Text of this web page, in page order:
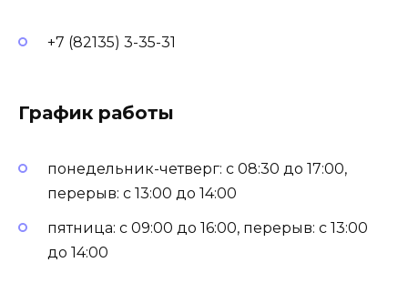
+7 (82135) 3-35-31
График работы
понедельник-четверг: с 08:30 до 17:00,
перерыв: с 13:00 до 14:00
пятница: с 09:00 до 16:00, перерыв: с 13:00
до 14:00